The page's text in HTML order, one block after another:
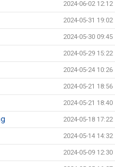
2024-06-02 12:12
2024-05-31 19:02
2024-05-30 09:45
2024-05-29 15:22
2024-05-24 10:26
2024-05-21 18:56
2024-05-21 18:40
2024-05-18 17:22
2024-05-14 14:32
2024-05-09 12:30